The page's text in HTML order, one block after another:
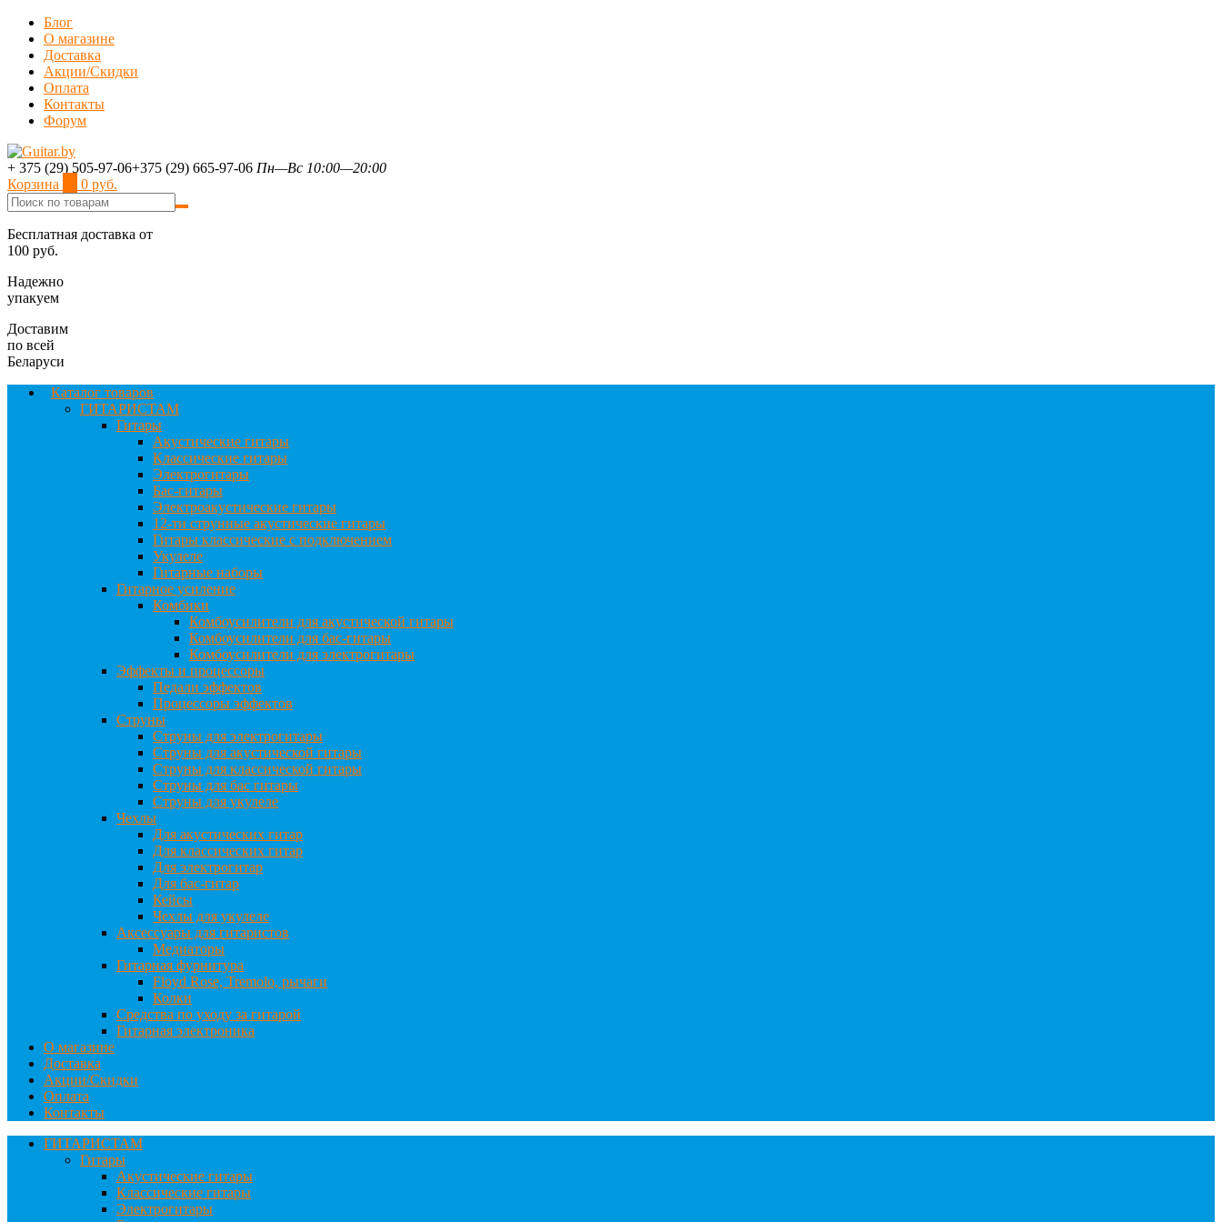
Блог
О магазине
Доставка
Акции/Скидки
Оплата
Контакты
Форум
+ 375 (29) 505-97-06+375 (29) 665-97-06 Пн—Вс 10:00—20:00
Корзина
0 руб.
Бесплатная доставка от
100 руб.
Надежно
упакуем
Доставим
по всей
Беларуси
Каталог товаров
ГИТАРИСТАМ
Гитары
Акустические гитары
Классические гитары
Электрогитары
Бас-гитары
Электроакустические гитары
12-ти струнные акустические гитары
Гитары классические с подключением
Укулеле
Гитарные наборы
Гитарное усиление
Комбики
Комбоусилители для акустической гитары
Комбоусилители для бас-гитары
Комбоусилители для электрогитары
Эффекты и процессоры
Педали эффектов
Процессоры эффектов
Струны
Струны для электрогитары
Струны для акустической гитары
Струны для классической гитары
Струны для бас гитары
Струны для укулеле
Чехлы
Для акустических гитар
Для классических гитар
Для электрогитар
Для бас-гитар
Кейсы
Чехлы для укулеле
Аксессуары для гитаристов
Медиаторы
Гитарная фурнитура
Floyd Rose, Tremolo, рычаги
Колки
Средства по уходу за гитарой
Гитарная электроника
О магазине
Доставка
Акции/Скидки
Оплата
Контакты
ГИТАРИСТАМ
Гитары
Акустические гитары
Классические гитары
Электрогитары